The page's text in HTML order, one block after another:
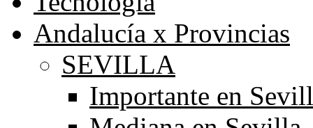
Andalucía x Provincias
SEVILLA
Importante en